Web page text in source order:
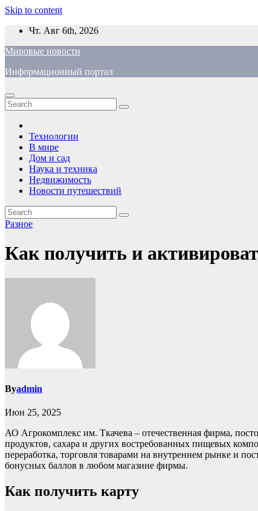
Skip to content
Чт. Авг 6th, 2026
Мировые новости
Информационный портал
Технологии
В мире
Дом и сад
Наука и техника
Недвижимость
Новости путешествий
Разное
Как получить и
Byadmin
Июн 25, 2025
АО Агрокомплекс им. Ткачева – отечественная фирма,
продуктов, сахара и других востребованных пищевых
переработка, торговля товарами на внутреннем рынке и
бонусных баллов в любом магазине фирмы.
Как получить карту